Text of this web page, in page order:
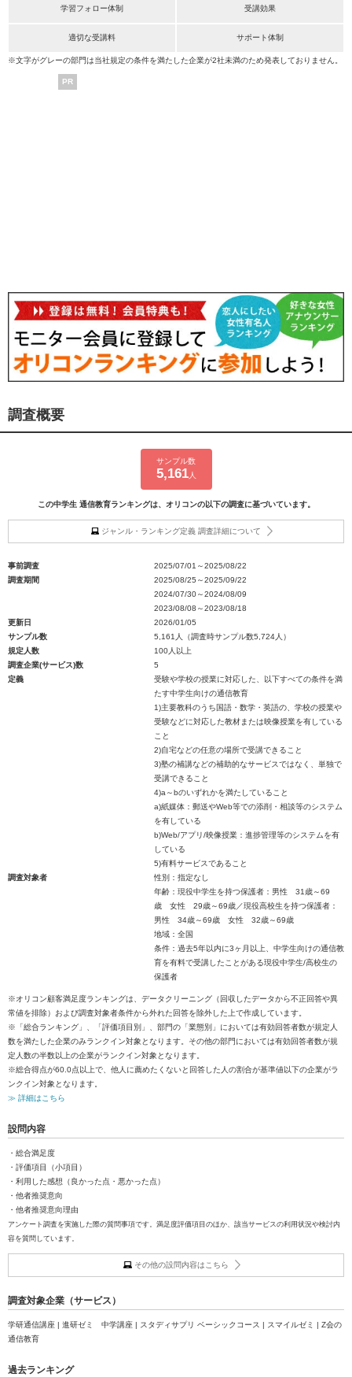
学習フォロー体制 受講効果
適切な受講料 サポート体制
※文字がグレーの部門は当社規定の条件を満たした企業が2社未満のため発表しておりません。
PR
調査概要
サンプル数
5,161人
この中学生 通信教育ランキングは、オリコンの以下の調査に基づいています。
ジャンル・ランキング定義 調査詳細について
事前調査
2025/07/01～2025/08/22
調査期間
2025/08/25～2025/09/22
2024/07/30～2024/08/09
2023/08/08～2023/08/18
更新日
2026/01/05
サンプル数
5,161人（調査時サンプル数5,724人）
規定人数
100人以上
調査企業(サービス)数
5
定義
受験や学校の授業に対応した、以下すべての条件を満
たす中学生向けの通信教育
1)主要教科のうち国語・数学・英語の、学校の授業や
受験などに対応した教材または映像授業を有している
こと
2)自宅などの任意の場所で受講できること
3)塾の補講などの補助的なサービスではなく、単独で
受講できること
4)a～bのいずれかを満たしていること
a)紙媒体：郵送やWeb等での添削・相談等のシステム
を有している
b)Web/アプリ/映像授業：進捗管理等のシステムを有
している
5)有料サービスであること
調査対象者
性別：指定なし
年齢：現役中学生を持つ保護者：男性 31歳～69
歳 女性 29歳～69歳／現役高校生を持つ保護者：
男性 34歳～69歳 女性 32歳～69歳
地域：全国
条件：過去5年以内に3ヶ月以上、中学生向けの通信教
育を有料で受講したことがある現役中学生/高校生の
保護者
※オリコン顧客満足度ランキングは、データクリーニング（回収したデータから不正回答や異
常値を排除）および調査対象者条件から外れた回答を除外した上で作成しています。
※「総合ランキング」、「評価項目別」、部門の「業態別」においては有効回答者数が規定人
数を満たした企業のみランクイン対象となります。その他の部門においては有効回答者数が規
定人数の半数以上の企業がランクイン対象となります。
※総合得点が60.0点以上で、他人に薦めたくないと回答した人の割合が基準値以下の企業がラ
ンクイン対象となります。
≫ 詳細はこちら
設問内容
・総合満足度
・評価項目（小項目）
・利用した感想（良かった点・悪かった点）
・他者推奨意向
・他者推奨意向理由
アンケート調査を実施した際の質問事項です。満足度評価項目のほか、該当サービスの利用状況や検討内
容を質問しています。
その他の設問内容はこちら
調査対象企業（サービス）
学研通信講座 | 進研ゼミ 中学講座 | スタディサプリ ベーシックコース | スマイルゼミ | Z会の
通信教育
過去ランキング